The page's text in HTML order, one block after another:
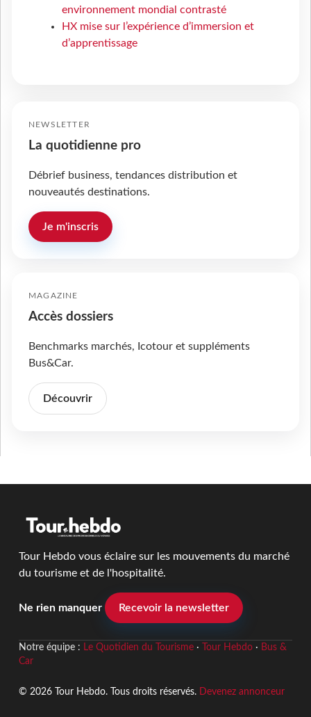
environnement mondial contrasté
HX mise sur l’expérience d’immersion et
d’apprentissage
NEWSLETTER
La quotidienne pro
Débrief business, tendances distribution et
nouveautés destinations.
Je m'inscris
MAGAZINE
Accès dossiers
Benchmarks marchés, Icotour et suppléments
Bus&Car.
Découvrir
Tour Hebdo vous éclaire sur les mouvements du marché
du tourisme et de l'hospitalité.
Ne rien manquer Recevoir la newsletter
Notre équipe : Le Quotidien du Tourisme· Tour Hebdo· Bus &
Car
© 2026 Tour Hebdo. Tous droits réservés. Devenez annonceur